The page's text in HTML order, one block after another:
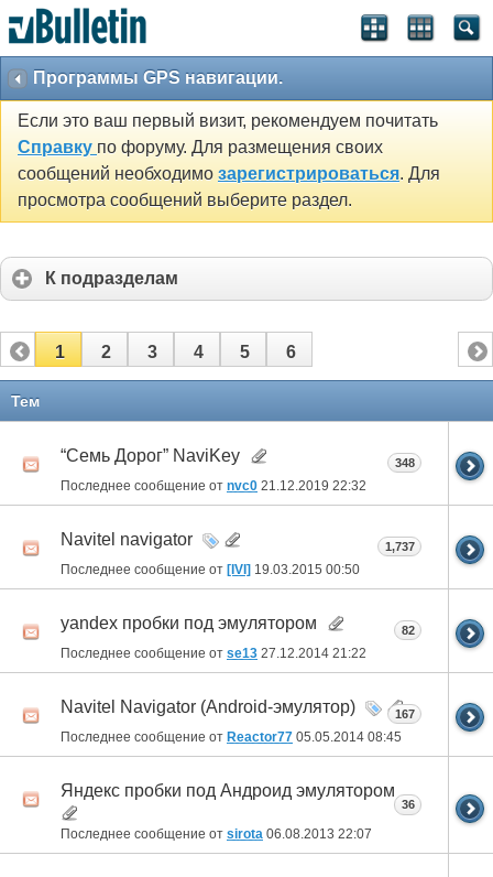
Программы GPS навигации.
Если это ваш первый визит, рекомендуем почитать
Справку по форуму. Для размещения своих
сообщений необходимо зарегистрироваться. Для
просмотра сообщений выберите раздел.
К подразделам
1 2 3 4 5 6
Тем
“Семь Дорог” NaviKey
Последнее сообщение от nvc0 21.12.2019 22:32
348
Navitel navigator
Последнее сообщение от [IVI] 19.03.2015 00:50
1,737
yandex пробки под эмулятором
Последнее сообщение от se13 27.12.2014 21:22
82
Navitel Navigator (Android-эмулятор)
Последнее сообщение от Reactor77 05.05.2014 08:45
167
Яндекс пробки под Андроид эмулятором
Последнее сообщение от sirota 06.08.2013 22:07
36